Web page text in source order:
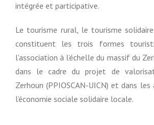
intégrée et participative.
Le tourisme rural, le tourisme
constituent les trois formes
l’association à l’échelle du massif du
dans le cadre du projet de
Zerhoun (PPIOSCAN-UICN) et dans les
l’économie sociale solidaire locale.